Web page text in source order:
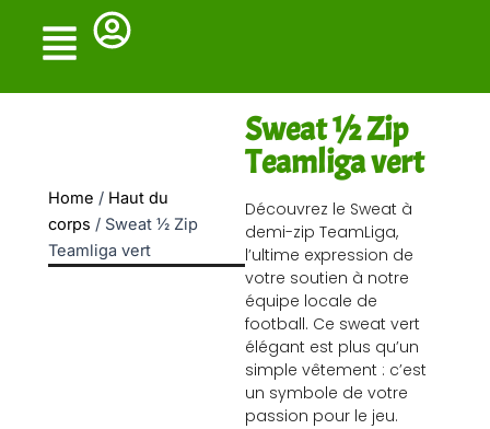
content
Home / Haut du
corps / Sweat ½ Zip
Teamliga vert
Sweat ½ Zip
Teamliga vert
Découvrez le Sweat à
demi-zip TeamLiga,
l’ultime expression de
votre soutien à notre
équipe locale de
football. Ce sweat vert
élégant est plus qu’un
simple vêtement : c’est
un symbole de votre
passion pour le jeu.